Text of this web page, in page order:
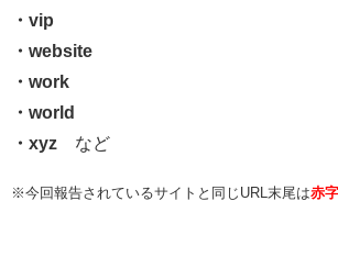
・vip
・website
・work
・world
・xyz など
※今回報告されているサイトと同じURL末尾は赤字